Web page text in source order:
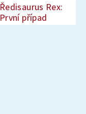
Ředisaurus Rex:
První případ